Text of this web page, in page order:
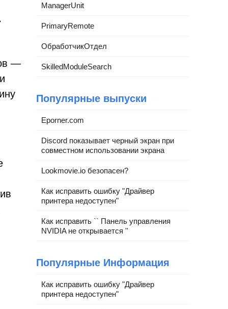
—
ManagerUnit
PrimaryRemote
ОбработчикОтдел
SkilledModuleSearch
Популярные выпуски
Eporner.com
Discord показывает черный экран при
совместном использовании экрана
Lookmovie.io безопасен?
Как исправить ошибку "Драйвер
принтера недоступен"
Как исправить `` Панель управления
NVIDIA не открывается ''
Популярные Информация
Как исправить ошибку "Драйвер
принтера недоступен"